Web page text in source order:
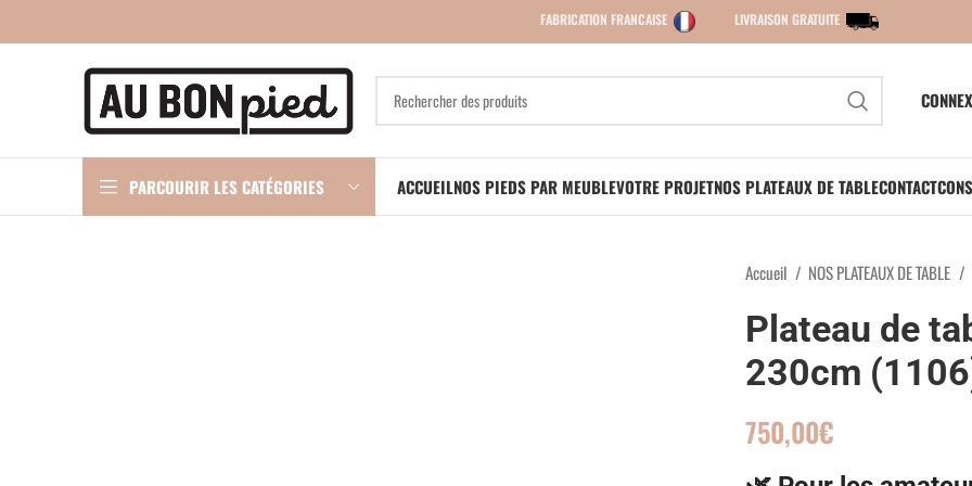
FABRICATION FRANCAISE LIVRAISON GRATUITE
PARCOURIR LES CATÉGORIES ACCUEILNOS PIEDS PAR MEUBLEVOTRE PROJETNOS PLATEAUX DE TABLECONTACT
Accueil NOS PLATEAUX DE TABLE
Plateau de
230cm
750,00€